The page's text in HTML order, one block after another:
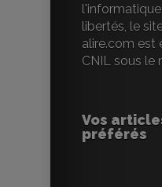
libertés, le
alire.com est
CNIL sous le
Vos
préférés